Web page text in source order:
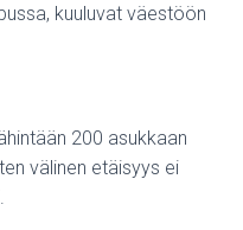
kuuluvat väestöön
200 asukkaan
välinen etäisyys ei